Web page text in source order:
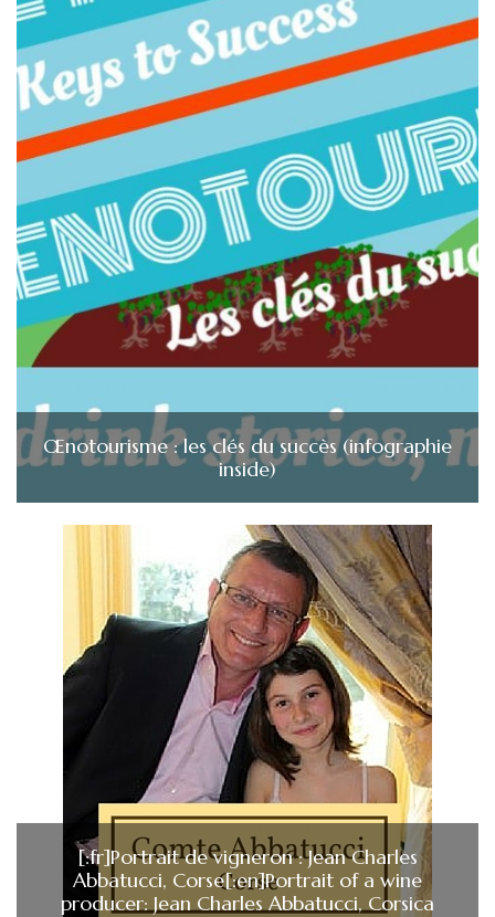
Œnotourisme : les clés du succès (infographie
inside)
[:fr]Portrait de vigneron : Jean Charles
Abbatucci, Corse[:en]Portrait of a wine
producer: Jean Charles Abbatucci, Corsica